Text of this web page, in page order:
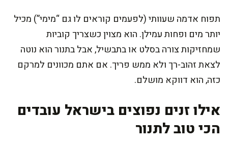
תפוח אדמה שעוותי (לפעמים קוראים לו גם “מימי”) מכיל
יותר מים ופחות עמילן. הוא מצוין כשצריך קוביות
שמחזיקות צורה בסלט או בתבשיל, אבל בתנור הוא נוטה
לצאת זהוב-רך ולא ממש פריך. אם אתם מכוונים למרקם
כזה, הוא דווקא מושלם.
אילו זנים נפוצים בישראל עובדים
הכי טוב לתנור